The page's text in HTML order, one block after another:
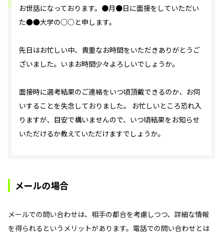
お世話になっております。●月●日に面接をしていただい
た●●大学の○○と申します。
先日はお忙しい中、貴重なお時間をいただきありがとうご
ざいました。いまお時間少々よろしいでしょうか。
面接時に選考結果のご連絡をいつ頃頂戴できるのか、お伺
いすることを失念しておりました。 お忙しいところ恐れ入
りますが、目安で構いませんので、いつ頃結果をお知らせ
いただけるか教えていただけますでしょうか。
メールの場合
メールでの問い合わせは、相手の都合を考慮しつつ、詳細な情報
を得られるというメリットがあります。電話での問い合わせとは